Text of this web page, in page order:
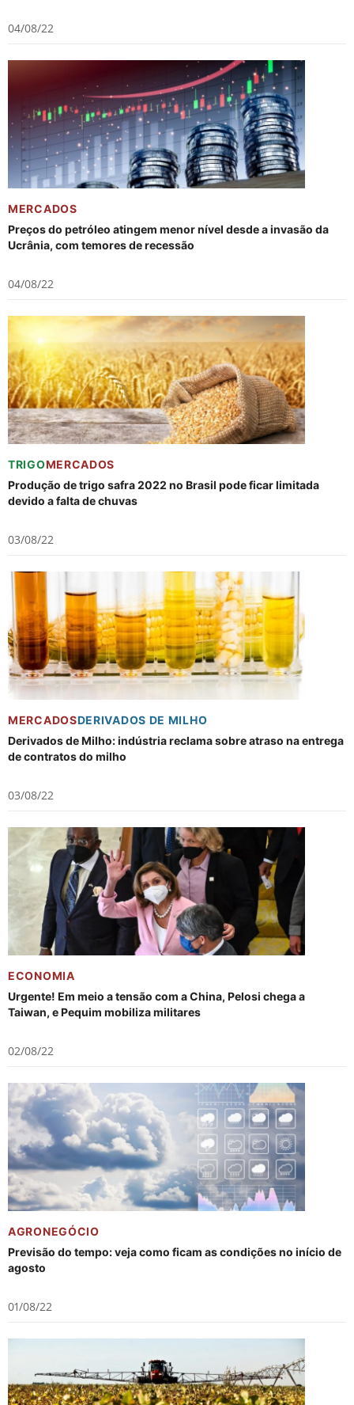
04/08/22
MERCADOS
Preços do petróleo atingem menor nível desde a invasão da
Ucrânia, com temores de recessão
04/08/22
TRIGOMERCADOS
Produção de trigo safra 2022 no Brasil pode ficar limitada
devido a falta de chuvas
03/08/22
MERCADOSDERIVADOS DE MILHO
Derivados de Milho: indústria reclama sobre atraso na entrega
de contratos do milho
03/08/22
ECONOMIA
Urgente! Em meio a tensão com a China, Pelosi chega a
Taiwan, e Pequim mobiliza militares
02/08/22
AGRONEGÓCIO
Previsão do tempo: veja como ficam as condições no início de
agosto
01/08/22